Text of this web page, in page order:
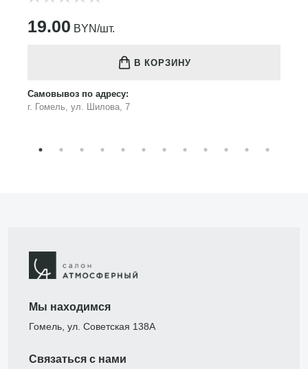
19.00 BYN/шт.
В КОРЗИНУ
Самовывоз по адресу:
г. Гомель, ул. Шилова, 7
Мы находимся
Гомель, ул. Советская 138А
Связаться с нами